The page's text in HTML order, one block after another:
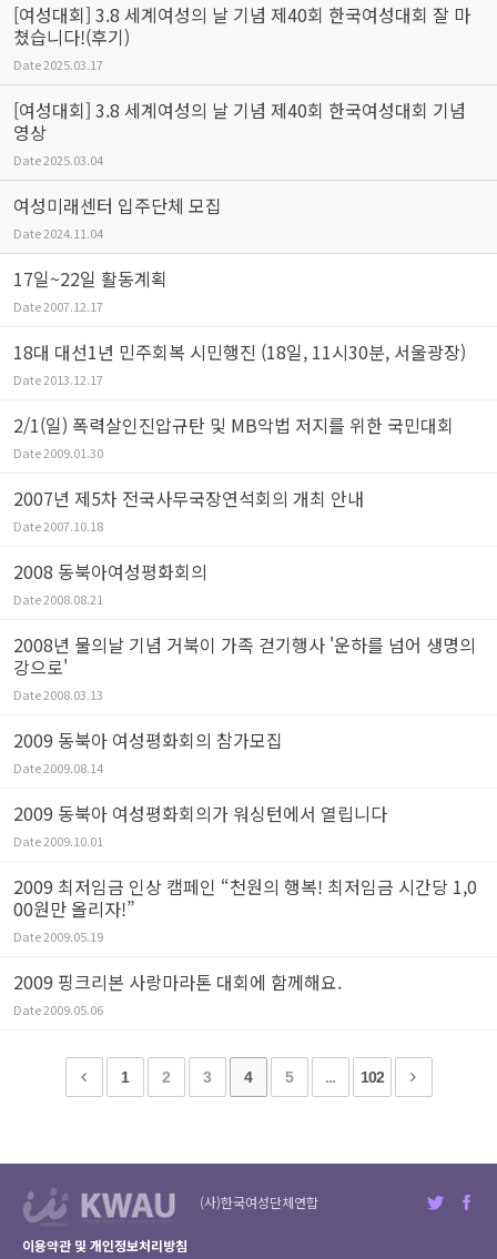
[여성대회] 3.8 세계여성의 날 기념 제40회 한국여성대회 잘 마
쳤습니다!(후기)
Date2025.03.17
[여성대회] 3.8 세계여성의 날 기념 제40회 한국여성대회 기념
영상
Date2025.03.04
여성미래센터 입주단체 모집
Date2024.11.04
17일~22일 활동계획
Date2007.12.17
18대 대선1년 민주회복 시민행진 (18일, 11시30분, 서울광장)
Date2013.12.17
2/1(일) 폭력살인진압규탄 및 MB악법 저지를 위한 국민대회
Date2009.01.30
2007년 제5차 전국사무국장연석회의 개최 안내
Date2007.10.18
2008 동북아여성평화회의
Date2008.08.21
2008년 물의날 기념 거북이 가족 걷기행사 '운하를 넘어 생명의
강으로'
Date2008.03.13
2009 동북아 여성평화회의 참가모집
Date2009.08.14
2009 동북아 여성평화회의가 워싱턴에서 열립니다
Date2009.10.01
2009 최저임금 인상 캠페인 “천원의 행복! 최저임금 시간당 1,0
00원만 올리자!”
Date2009.05.19
2009 핑크리본 사랑마라톤 대회에 함께해요.
Date2009.05.06
1 2 3 4 5 ... 102
(사)한국여성단체연합
이용약관 및 개인정보처리방침